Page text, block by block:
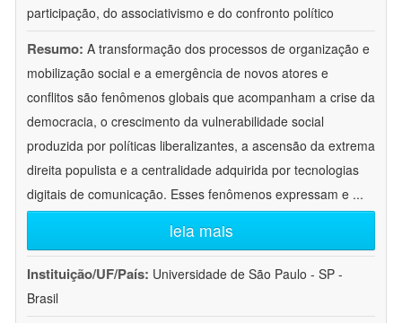
participação, do associativismo e do confronto político
Resumo: A transformação dos processos de organização e
mobilização social e a emergência de novos atores e
conflitos são fenômenos globais que acompanham a crise da
democracia, o crescimento da vulnerabilidade social
produzida por políticas liberalizantes, a ascensão da extrema
direita populista e a centralidade adquirida por tecnologias
digitais de comunicação. Esses fenômenos expressam e ...
leia mais
Instituição/UF/País: Universidade de São Paulo - SP -
Brasil